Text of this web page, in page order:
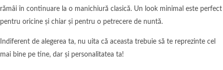
rămâi în continuare la o manichiură clasică. Un look minimal este perfect
pentru oricine și chiar și pentru o petrecere de nuntă.
Indiferent de alegerea ta, nu uita că aceasta trebuie să te reprezinte cel
mai bine pe tine, dar și personalitatea ta!